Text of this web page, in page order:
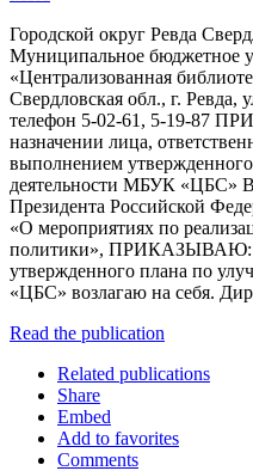
Городской округ Ревда
Муниципальное бюджетное
«Централизованная
Свердловская обл., г. Ревда,
телефон 5-02-61, 5-19-87
назначении лица,
выполнением
деятельности МБУК «ЦБС» В
Президента Российской
«О мероприятиях по
политики», ПРИКАЗЫВАЮ:
утвержденного плана по
«ЦБС» возлагаю на себя.
Read the publication
Related publications
Share
Embed
Add to favorites
Comments